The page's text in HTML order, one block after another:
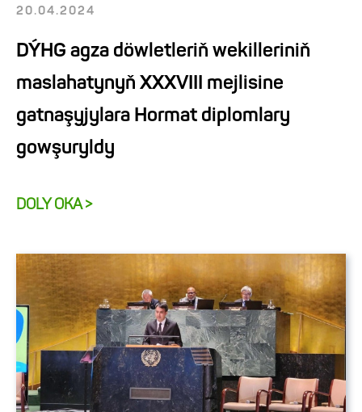
20.04.2024
DÝHG agza döwletleriň wekilleriniň
maslahatynyň XXXVIII mejlisine
gatnaşyjylara Hormat diplomlary
gowşuryldy
DOLY OKA >